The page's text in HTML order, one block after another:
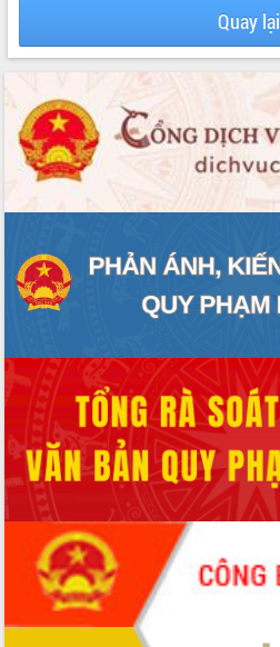
THÔNG TIN CHỈ ĐẠO ĐIỀU HÀNH
VĂN BẢN HĐND TỈNH
ĐIỂM TIN VĂN BẢN
Quay lại